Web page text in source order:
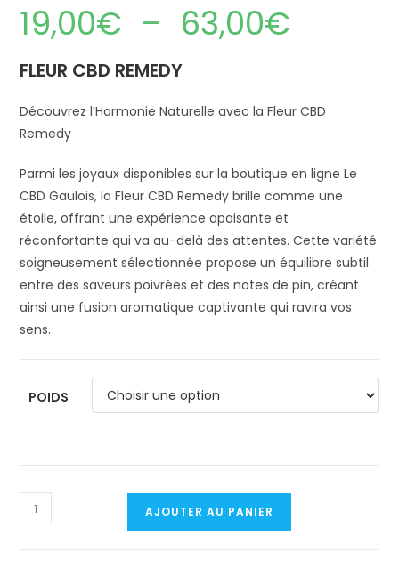
19,00€ – 63,00€
FLEUR CBD REMEDY
Découvrez l’Harmonie Naturelle avec la Fleur CBD
Remedy
Parmi les joyaux disponibles sur la boutique en ligne Le
CBD Gaulois, la Fleur CBD Remedy brille comme une
étoile, offrant une expérience apaisante et
réconfortante qui va au-delà des attentes. Cette variété
soigneusement sélectionnée propose un équilibre subtil
entre des saveurs poivrées et des notes de pin, créant
ainsi une fusion aromatique captivante qui ravira vos
sens.
POIDS
quantité
de
AJOUTER AU PANIER